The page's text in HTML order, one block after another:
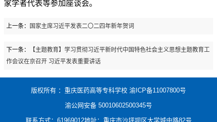
家学者代表等参加座谈会。
上一条： 国家主席习近平发表二〇二四年新年贺词
下一条：
【主题教育】学习贯彻习近平新时代中国特色社会主义思想主题教育工
作会议在京召开 习近平发表重要讲话
版权所有 ：重庆医药高等专科学校 渝ICP备11007800号
渝公网安备 50010602500345号
联系方式：61969012地址：重庆市沙坪坝区大学城中路82号